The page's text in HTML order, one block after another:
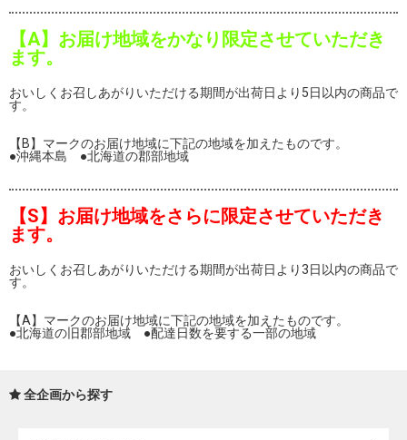
【A】お届け地域をかなり限定させていただき
ます。
おいしくお召しあがりいただける期間が出荷日より5日以内の商品で
す。
【B】マークのお届け地域に下記の地域を加えたものです。
●沖縄本島 ●北海道の郡部地域
【S】お届け地域をさらに限定させていただき
ます。
おいしくお召しあがりいただける期間が出荷日より3日以内の商品で
す。
【A】マークのお届け地域に下記の地域を加えたものです。
●北海道の旧郡部地域 ●配達日数を要する一部の地域
全企画から探す